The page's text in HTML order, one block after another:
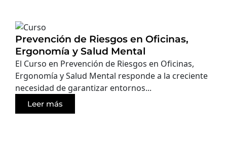
Prevención de Riesgos en Oficinas,
Ergonomía y Salud Mental
El Curso en Prevención de Riesgos en Oficinas,
Ergonomía y Salud Mental responde a la creciente
necesidad de garantizar entornos...
Leer más